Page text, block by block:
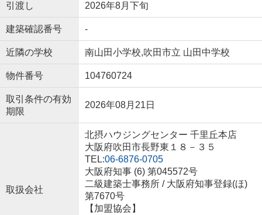
引渡し 2026年8月下旬
建築確認番号 -
近隣の学校 南山田小学校,吹田市立 山田中学校
物件番号 104760724
取引条件の有効
期限
2026年08月21日
取扱会社
北摂ハウジングセンター 千里丘本店
大阪府吹田市長野東１８－３５
TEL:06-6876-0705
大阪府知事 (6) 第045572号
二級建築士事務所 / 大阪府知事登録(ほ)
第7670号
【加盟協会】